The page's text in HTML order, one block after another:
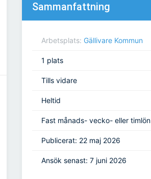
Sammanfattning
Arbetsplats: Gällivare Kommun
1 plats
Tills vidare
Heltid
Fast månads- vecko- eller timlön
Publicerat: 22 maj 2026
Ansök senast: 7 juni 2026